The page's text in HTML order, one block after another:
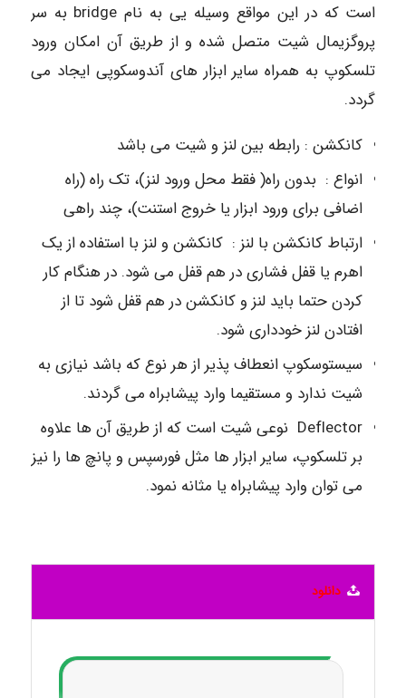
است که در این مواقع وسیله یی به نام bridge به سر
پروگزیمال شیت متصل شده و از طریق آن امکان ورود
تلسکوپ به همراه سایر ابزار های آندوسکوپی ایجاد می
گردد.
کانکشن : رابطه بین لنز و شیت می باشد
انواع : بدون راه( فقط محل ورود لنز)، تک راه (راه
اضافی برای ورود ابزار یا خروج استنت)، چند راهی
ارتباط کانکشن با لنز : کانکشن و لنز با استفاده از یک
اهرم یا قفل فشاری در هم قفل می شود. در هنگام کار
کردن حتما باید لنز و کانکشن در هم قفل شود تا از
افتادن لنز خودداری شود.
سیستوسکوپ انعطاف پذیر از هر نوع که باشد نیازی به
شیت ندارد و مستقیما وارد پیشابراه می گردند.
Deflector ‏ نوعی شیت است که از طریق آن ها علاوه
بر تلسکوپ، سایر ابزار ها مثل فورسپس و پانچ ها را نیز
می توان وارد پیشابراه یا مثانه نمود.
دانلود